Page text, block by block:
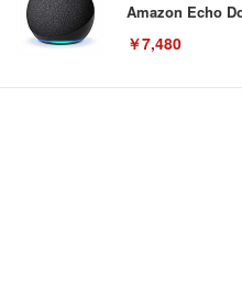
Amazon Echo
￥7,480
[EdoErgo] オフ
EIZO ビジネス
Amazonベーシ